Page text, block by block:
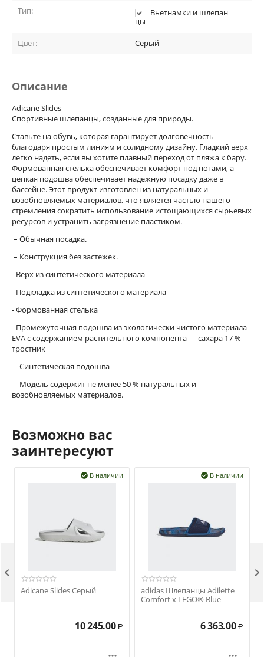
Тип:
Вьетнамки и шлепан
цы
Цвет: Серый
Описание
Adicane Slides
Спортивные шлепанцы, созданные для природы.
Ставьте на обувь, которая гарантирует долговечность
благодаря простым линиям и солидному дизайну. Гладкий верх
легко надеть, если вы хотите плавный переход от пляжа к бару.
Формованная стелька обеспечивает комфорт под ногами, а
цепкая подошва обеспечивает надежную посадку даже в
бассейне. Этот продукт изготовлен из натуральных и
возобновляемых материалов, что является частью нашего
стремления сократить использование истощающихся сырьевых
ресурсов и устранить загрязнение пластиком.
– Обычная посадка.
– Конструкция без застежек.
- Верх из синтетического материала
- Подкладка из синтетического материала
- Формованная стелька
- Промежуточная подошва из экологически чистого материала
EVA с содержанием растительного компонента ― сахара 17 %
тростник
– Синтетическая подошва
– Модель содержит не менее 50 % натуральных и
возобновляемых материалов.
Возможно вас
заинтересуют
В наличии

Adicane Slides Серый
10 245.00 Р
В наличии

adidas Шлепанцы Adilette
Comfort x LEGO® Blue
6 363.00 Р
 